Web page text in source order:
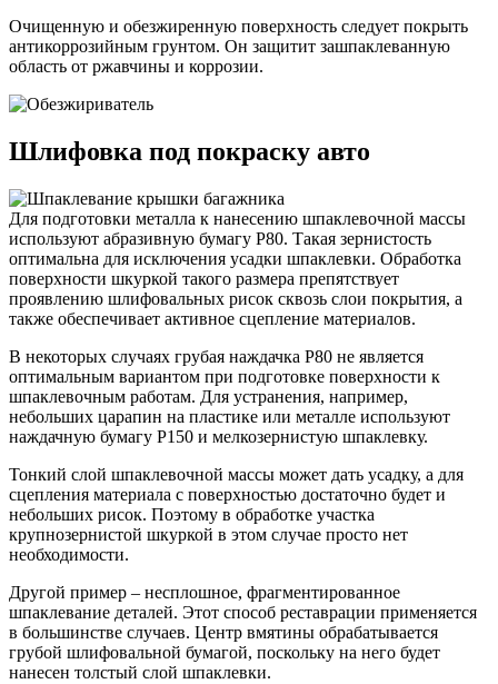
Очищенную и обезжиренную поверхность следует покрыть
антикоррозийным грунтом. Он защитит зашпаклеванную
область от ржавчины и коррозии.
Шлифовка под покраску авто
Для подготовки металла к нанесению шпаклевочной массы
используют абразивную бумагу Р80. Такая зернистость
оптимальна для исключения усадки шпаклевки. Обработка
поверхности шкуркой такого размера препятствует
проявлению шлифовальных рисок сквозь слои покрытия, а
также обеспечивает активное сцепление материалов.
В некоторых случаях грубая наждачка Р80 не является
оптимальным вариантом при подготовке поверхности к
шпаклевочным работам. Для устранения, например,
небольших царапин на пластике или металле используют
наждачную бумагу Р150 и мелкозернистую шпаклевку.
Тонкий слой шпаклевочной массы может дать усадку, а для
сцепления материала с поверхностью достаточно будет и
небольших рисок. Поэтому в обработке участка
крупнозернистой шкуркой в этом случае просто нет
необходимости.
Другой пример – несплошное, фрагментированное
шпаклевание деталей. Этот способ реставрации применяется
в большинстве случаев. Центр вмятины обрабатывается
грубой шлифовальной бумагой, поскольку на него будет
нанесен толстый слой шпаклевки.